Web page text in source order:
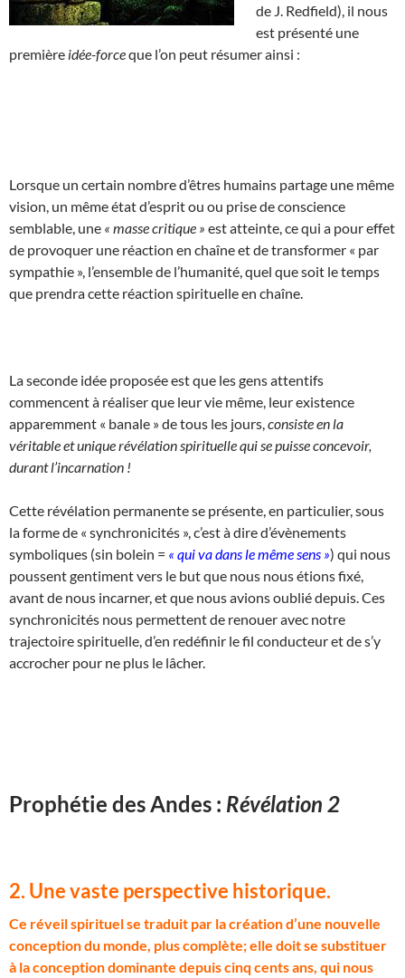
de J. Redfield), il nous
est présenté une
première idée-forceque l’on peut résumer ainsi :
Lorsque un certain nombre d’êtres humains partage une même
vision, un même état d’esprit ou ou prise de conscience
semblable, une « masse critique » est atteinte, ce qui a pour effet
de provoquer une réaction en chaîne et de transformer « par
sympathie », l’ensemble de l’humanité, quel que soit le temps
que prendra cette réaction spirituelle en chaîne.
La seconde idée proposée est que les gens attentifs
commencent à réaliser que leur vie même, leur existence
apparemment « banale » de tous les jours, consiste en la
véritable et unique révélation spirituelle qui se puisse concevoir,
durant l’incarnation !
Cette révélation permanente se présente, en particulier, sous
la forme de « synchronicités », c’est à dire d’évènements
symboliques (sin bolein = « qui va dans le même sens ») qui nous
poussent gentiment vers le but que nous nous étions fixé,
avant de nous incarner, et que nous avions oublié depuis. Ces
synchronicités nous permettent de renouer avec notre
trajectoire spirituelle, d’en redéfinir le fil conducteur et de s’y
accrocher pour ne plus le lâcher.
Prophétie des Andes : Révélation 2
2. Une vaste perspective historique.
Ce réveil spirituel se traduit par la création d’une nouvelle
conception du monde, plus complète; elle doit se substituer
à la conception dominante depuis cinq cents ans, qui nous